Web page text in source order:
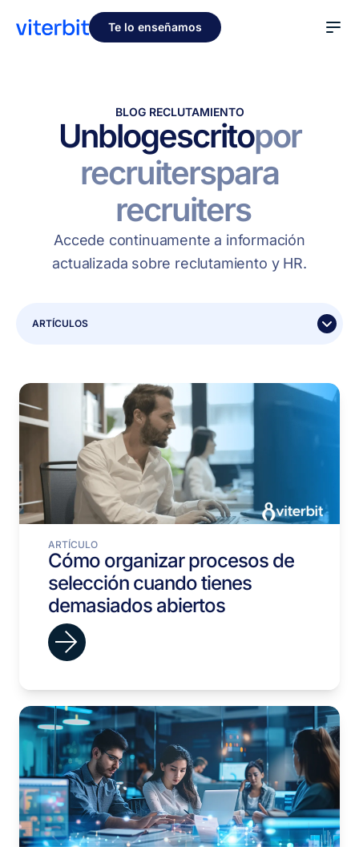
Te lo enseñamos
BLOG RECLUTAMIENTO
Unblogescritopor
recruiterspara
recruiters
Accede continuamente a información
actualizada sobre reclutamiento y HR.
ARTÍCULOS
ARTÍCULO
Cómo organizar procesos de
selección cuando tienes
demasiados abiertos